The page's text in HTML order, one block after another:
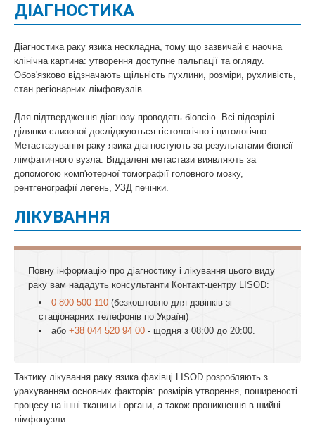
ДІАГНОСТИКА
Діагностика раку язика нескладна, тому що зазвичай є наочна
клінічна картина: утворення доступне пальпації та огляду.
Обов'язково відзначають щільність пухлини, розміри, рухливість,
стан регіонарних лімфовузлів.
Для підтвердження діагнозу проводять біопсію. Всі підозрілі
ділянки слизової досліджуються гістологічно і цитологічно.
Метастазування раку язика діагностують за результатами біопсії
лімфатичного вузла. Віддалені метастази виявляють за
допомогою комп'ютерної томографії головного мозку,
рентгенографії легень, УЗД печінки.
ЛІКУВАННЯ
Повну інформацію про діагностику і лікування цього виду
раку вам нададуть консультанти Контакт-центру LISOD:
0-800-500-110 (безкоштовно для дзвінків зі
стаціонарних телефонів по Україні)
або +38 044 520 94 00 - щодня з 08:00 до 20:00.
Тактику лікування раку язика фахівці LISOD розробляють з
урахуванням основних факторів: розмірів утворення, поширеності
процесу на інші тканини і органи, а також проникнення в шийні
лімфовузли.